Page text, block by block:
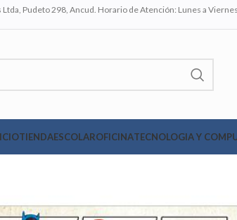
Pudeto 298, Ancud. Horario de Atención: Lunes a
TIENDAESCOLAROFICINATECNOLOGIA Y